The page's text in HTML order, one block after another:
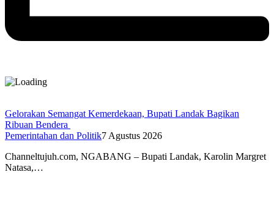
Gelorakan Semangat Kemerdekaan, Bupati Landak Bagikan
Ribuan Bendera
Pemerintahan dan Politik7 Agustus 2026
Channeltujuh.com, NGABANG – Bupati Landak, Karolin Margret
Natasa,…